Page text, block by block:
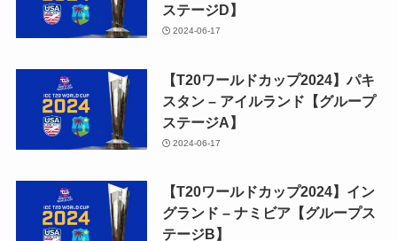
ステージD】
2024-06-17
【T20ワールドカップ2024】パキ
スタン – アイルランド【グループ
ステージA】
2024-06-17
【T20ワールドカップ2024】イン
グランド – ナミビア【グループス
テージB】